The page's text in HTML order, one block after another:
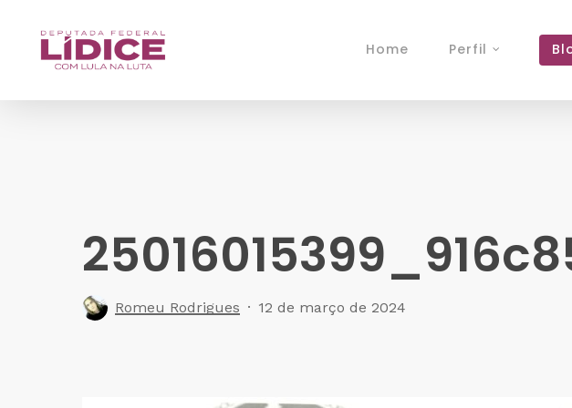
Home Perfil
Romeu Rodrigues 12 de março de 2024